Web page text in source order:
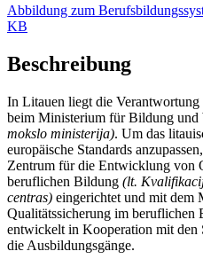
Abbildung zum
KB
Beschreibung
In Litauen liegt die
beim Ministerium für Bildung und
mokslo ministerija). Um das
europäische Standards
Zentrum für die Entwicklung von
beruflichen Bildung (lt.
centras) eingerichtet und mit dem
Qualitätssicherung im beruflichen
entwickelt in Kooperation mit den
die Ausbildungsgänge.